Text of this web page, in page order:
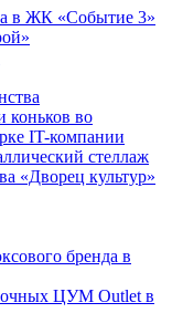
в ЖК «Событие 3»
коньков во
IT-компании
стеллаж
«Дворец культур»
бренда в
ЦУМ Outlet в